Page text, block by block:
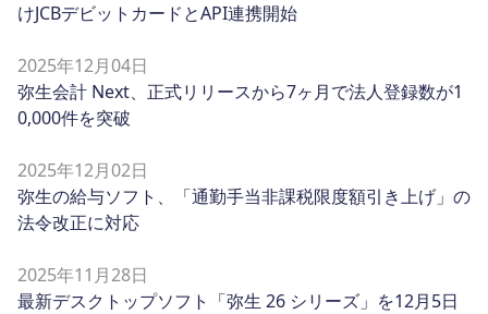
けJCBデビットカードとAPI連携開始
2025年12月04日
弥生会計 Next、正式リリースから7ヶ月で法人登録数が1
0,000件を突破
2025年12月02日
弥生の給与ソフト、「通勤手当非課税限度額引き上げ」の
法令改正に対応
2025年11月28日
最新デスクトップソフト「弥生 26 シリーズ」を12月5日